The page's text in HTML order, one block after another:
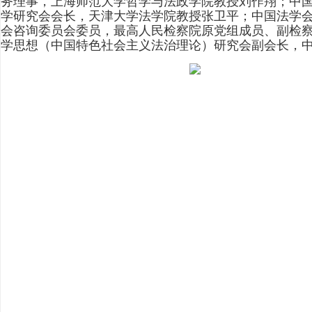
学研究会会长，天津大学法学院教授张卫平；中国法学
会咨询委员会委员，最高人民检察院原党组成员、副检
学思想（中国特色社会主义法治理论）研究会副会长，